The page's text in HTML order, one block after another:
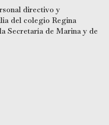
directivo y
del colegio Regina
Secretaría de Marina y de